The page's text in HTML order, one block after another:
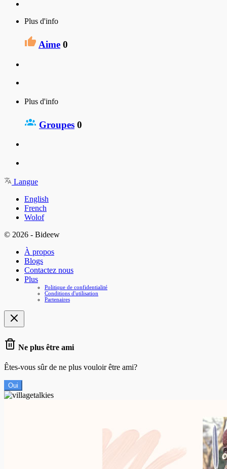
Plus d'info
Aime 0
Plus d'info
Groupes 0
Langue
English
French
Wolof
© 2026 - Bideew
À propos
Blogs
Contactez nous
Plus
Politique de confidentialité
Conditions d'utilisation
Partenaires
Ne plus être ami
Êtes-vous sûr de ne plus vouloir être ami?
Oui